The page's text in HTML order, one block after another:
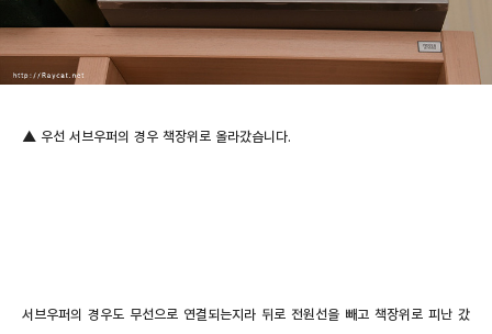
▲ 우선 서브우퍼의 경우 책장위로 올라갔습니다.
서브우퍼의 경우도 무선으로 연결되는지라 뒤로 전원선을 빼고 책장위로 피난 갔